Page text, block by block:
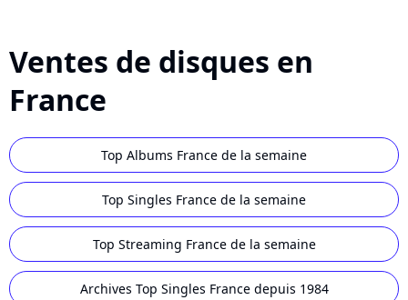
Ventes de disques en
France
Top Albums France de la semaine
Top Singles France de la semaine
Top Streaming France de la semaine
Archives Top Singles France depuis 1984